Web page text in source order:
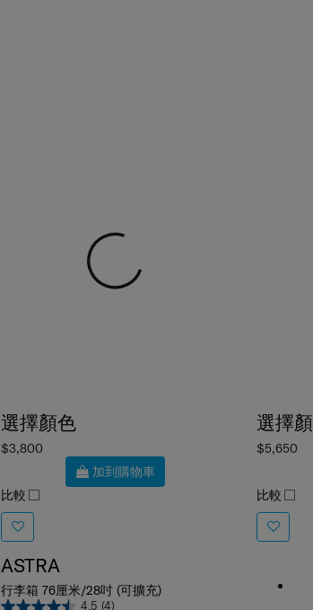
選擇顏色
$3,800
加到購物車
比較
ASTRA
行李箱 76厘米/28吋 (可擴充)
4.5 (4)
選擇
$5,650
比較